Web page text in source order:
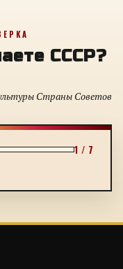
СССР?
Страны Советов
1 / 7